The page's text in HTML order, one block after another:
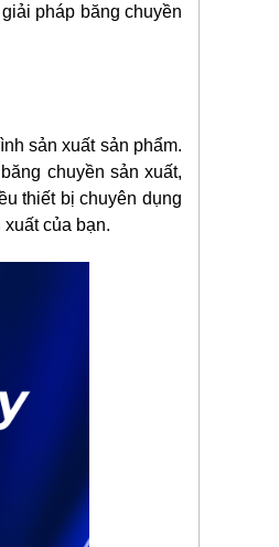
pháp băng chuyền
sản xuất sản phẩm.
chuyền sản xuất,
thiết bị chuyên dụng
của bạn.